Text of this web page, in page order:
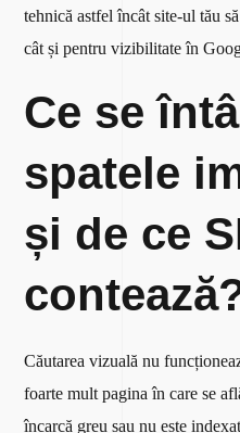
tehnică astfel încât site-ul tău
cât și pentru vizibilitate în
Ce se
spatele
și de ce
Căutarea vizuală nu
foarte mult pagina în care se
încarcă greu sau nu este